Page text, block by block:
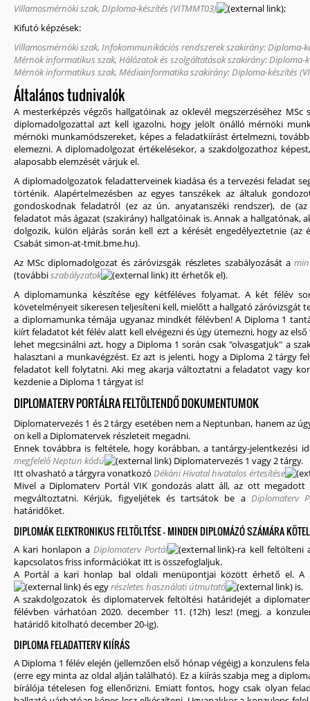
Villamosmérnöki szak, DIploma-készítés (VITMMT03)
;
Kifutó képzések:
Villamosmérnöki szak, Infokommunikációs rendszerek szakirány: Diploma-
Mérnök informatikus szak, Hálózatok és szolgáltatások szakirány: Diploma-
Mérnök informatikus szak, Médiainformatika szakirány: Diploma-készítés
Általános tudnivalók
A mesterképzés végzős hallgatóinak az oklevél megszerzéséhez
diplomadolgozattal azt kell igazolni, hogy jelölt önálló mérnöki
mérnöki munkamódszereket, képes a feladatkiírást értelmezni,
elemezni. A diplomadolgozat értékelésekor, a szakdolgozathoz
alaposabb elemzését várjuk el.
A diplomadolgozatok feladatterveinek kiadása és a tervezési feladat
történik. Alapértelmezésben az egyes tanszékek az általuk
gondoskodnak feladatról (ez az ún. anyatanszéki rendszer), de
feladatot más ágazat (szakirány) hallgatóinak is. Annak a hallgatónak,
dolgozik, külön eljárás során kell ezt a kérését engedélyeztetnie (az
Csabát simon-at-tmit.bme.hu).
Az MSc diplomadolgozat és záróvizsgák részletes szabályozását a
(továbbiszabályzatok
itt érhetők el).
A diplomamunka készítése egy kétféléves folyamat. A két félév
követelményeit sikeresen teljesíteni kell, mielőtt a hallgató záróvizsgát
a diplomamunka témája ugyanaz mindkét félévben! A Diploma 1
kiírt feladatot két félév alatt kell elvégezni és úgy ütemezni, hogy az
lehet megcsinálni azt, hogy a Diploma 1 során csak "olvasgatjuk" a
halasztani a munkavégzést. Ez azt is jelenti, hogy a Diploma 2 tárgy
feladatot kell folytatni. Aki meg akarja változtatni a feladatot vagy
kezdenie a Diploma 1 tárgyat is!
DIPLOMATERV PORTÁLRA FELTÖLTENDŐ DOKUMENTUMOK
Diplomatervezés 1 és 2 tárgy esetében nem a Neptunban, hanem az
on kell a Diplomatervek részleteit megadni.
Ennek továbbra is feltétele, hogy korábban, a tantárgy-jelentkezési
megfelelő Neptun kódú
Diplomatervezés 1 vagy 2 tárgy.
Itt olvasható a tárgyra vonatkozó Dékáni Hivatal hivatalos értesítése
Mivel a Diplomaterv Portál VIK gondozás alatt áll, az ott
megváltoztatni. Kérjük, figyeljétek és tartsátok be aDiplomaterv
határidőket.
DIPLOMÁK ELEKTRONIKUS FELTÖLTÉSE - MINDEN DIPLOMÁZÓ SZÁMÁRA
A kari honlapon aDiplomaterv Portál
-ra kell feltölteni
kapcsolatos friss információkat itt is összefoglaljuk.
A Portál a kari honlap bal oldali menüpontjai között érhető el.
és egyrészletes használati útmutató
is.
A szakdolgozatok és diplomatervek feltöltési határidejét a
félévben várhatóan 2020. december 11. (12h) lesz! (megj. a
határidő kitolható december 20-ig).
DIPLOMA FELADATTERV KIÍRÁS
A Diploma 1 félév elején (jellemzően első hónap végéig) a konzulens
(erre egy minta az oldal alján található). Ez a kiírás szabja meg a
bírálója tételesen fog ellenőrizni. Emiatt fontos, hogy csak olyan